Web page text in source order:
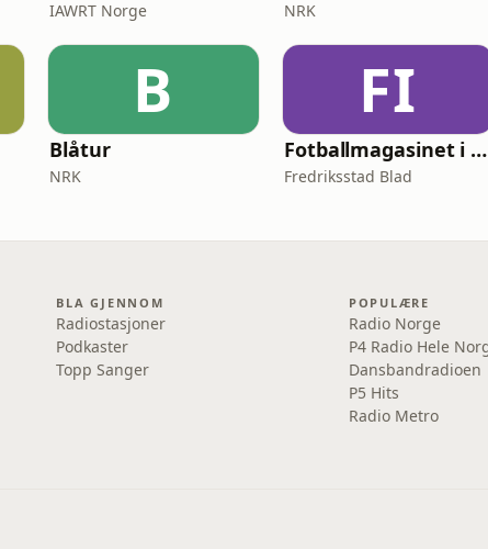
IAWRT Norge NRK
B
Blåtur
NRK
FI
Fotballmagasinet i Fredrikstad
Fredriksstad Blad
BLA GJENNOM
Radiostasjoner
Podkaster
Topp Sanger
POPULÆRE
Radio Norge
P4 Radio Hele
Dansbandradioen
P5 Hits
Radio Metro